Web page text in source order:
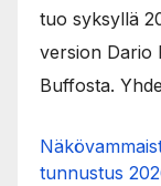
tuo syksyllä
version Dario
Buffosta.
tunnustus